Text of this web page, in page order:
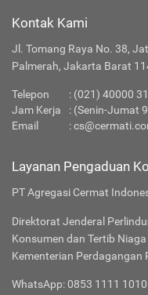
Kontak Kami
Jl. Tomang Raya No. 38,
Palmerah, Jakarta Barat
Telepon : (021) 40000
Jam Kerja
: (Senin-Jumat
Email
:
Layanan Pengaduan
PT Agregasi Cermat
Direktorat Jenderal
Konsumen dan Tertib Niaga
Kementerian Perdagangan
WhatsApp: 0853 1111